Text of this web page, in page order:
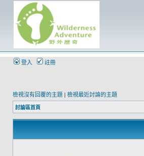
登入 註冊
檢視沒有回覆的主題 | 檢視最近討論的主題
討論區首頁